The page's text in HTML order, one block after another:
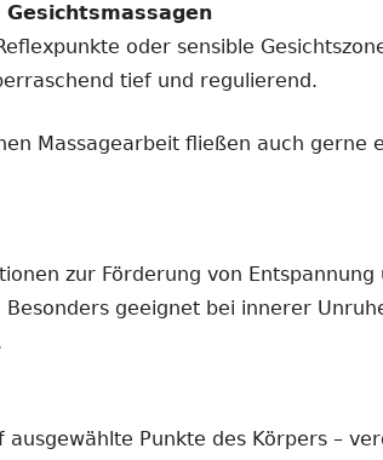
oder sensible
tief und regulierend.
Massagearbeit fließen auch gerne
zur Förderung von Entspannung
geeignet bei innerer
ausgewählte Punkte des Körpers –